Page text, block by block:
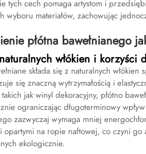
tych cech pomaga artystom i
wyboru materiałów, zachowując
płótna bawełnianego
włókien i korzyści
składa się z naturalnych
się znaczną wytrzymałością i
jak winyl dekoracyjny, płótno
ograniczając długoterminowy
zazwyczaj wymaga mniej
opartymi na ropie naftowej, co czyni
ekologicznie.